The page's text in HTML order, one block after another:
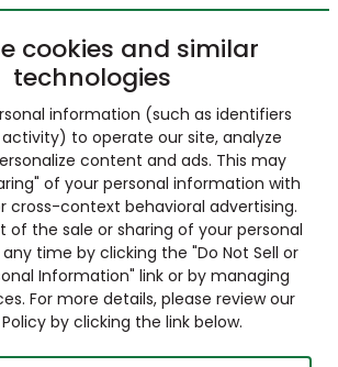
cookies and similar
technologies
information (such as identifiers
to operate our site, analyze
content and ads. This may
of your personal information with
cross-context behavioral advertising.
of the sale or sharing of your personal
time by clicking the "Do Not Sell or
Information" link or by managing
For more details, please review our
by clicking the link below.